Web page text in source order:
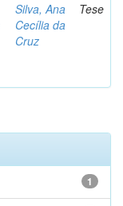
Silva, Ana
Cecília da
Cruz
Tese
1